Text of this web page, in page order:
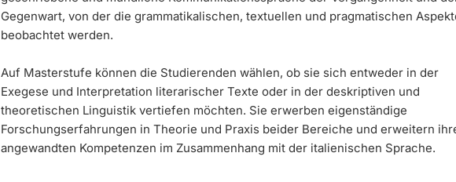
Gegenwart, von der die grammatikalischen, textuellen und pragmatischen
beobachtet werden.
Auf Masterstufe können die Studierenden wählen, ob sie sich entweder in der
Exegese und Interpretation literarischer Texte oder in der deskriptiven und
theoretischen Linguistik vertiefen möchten. Sie erwerben eigenständige
Forschungserfahrungen in Theorie und Praxis beider Bereiche und erweitern
angewandten Kompetenzen im Zusammenhang mit der italienischen Sprache.